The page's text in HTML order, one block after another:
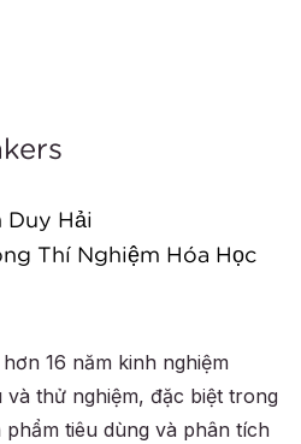
Duy Hải
Thí Nghiệm Hóa Học
16 năm kinh nghiệm
thử nghiệm, đặc biệt trong
tiêu dùng và phân tích